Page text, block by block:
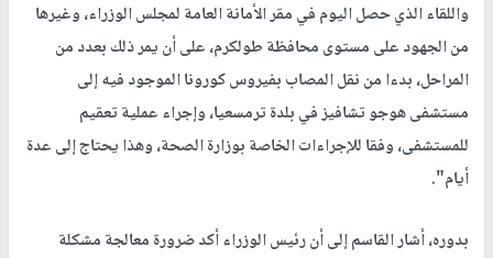
واللقاء الذي حصل اليوم في مقر الأمانة العامة لمجلس الوزراء، وغيرها
من الجهود على مستوى محافظة طولكرم، على أن يمر ذلك بعدد من
المراحل، بدءا من نقل المصاب بفيروس كورونا الموجود فيه إلى
مستشفى هوجو تشافيز في بلدة ترمسعيا، وإجراء عملية تعقيم
للمستشفى، وفقا للإجراءات الخاصة بوزارة الصحة، وهذا يحتاج إلى عدة
أيام".
بدوره، أشار القاسم إلى أن رئيس الوزراء أكد ضرورة معالجة مشكلة